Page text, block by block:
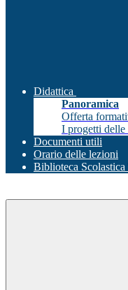
Didattica
Panoramica
Offerta
I progetti delle
Documenti utili
Orario delle lezioni
Biblioteca